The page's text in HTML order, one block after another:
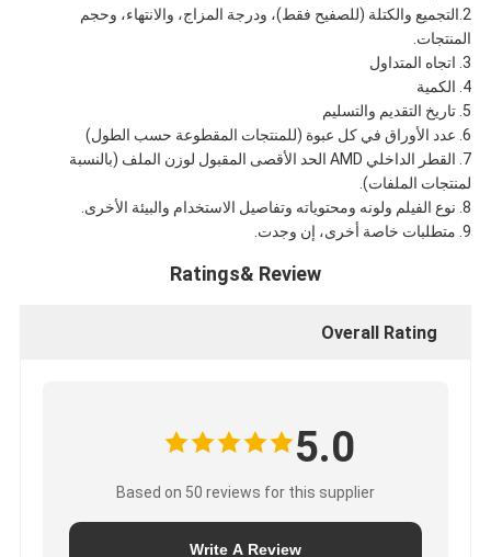
2.التجميع والكتلة (للصفيح فقط)، ودرجة المزاج، والانتهاء، وحجم
المنتجات.
3. اتجاه المتداول
4. الكمية
5. تاريخ التقديم والتسليم
6. عدد الأوراق في كل عبوة (للمنتجات المقطوعة حسب الطول)
7. القطر الداخلي AMD الحد الأقصى المقبول لوزن الملف (بالنسبة
لمنتجات الملفات).
8. نوع الفيلم ولونه ومحتوياته وتفاصيل الاستخدام والبيئة الأخرى.
9. متطلبات خاصة أخرى، إن وجدت.
Ratings& Review
Overall Rating
5.0
Based on 50 reviews for this supplier
Write A Review